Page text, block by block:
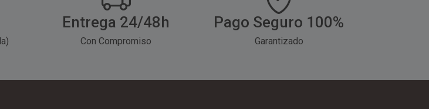
Entrega 24/48h
Con Compromiso
Pago Seguro 100%
Garantizado